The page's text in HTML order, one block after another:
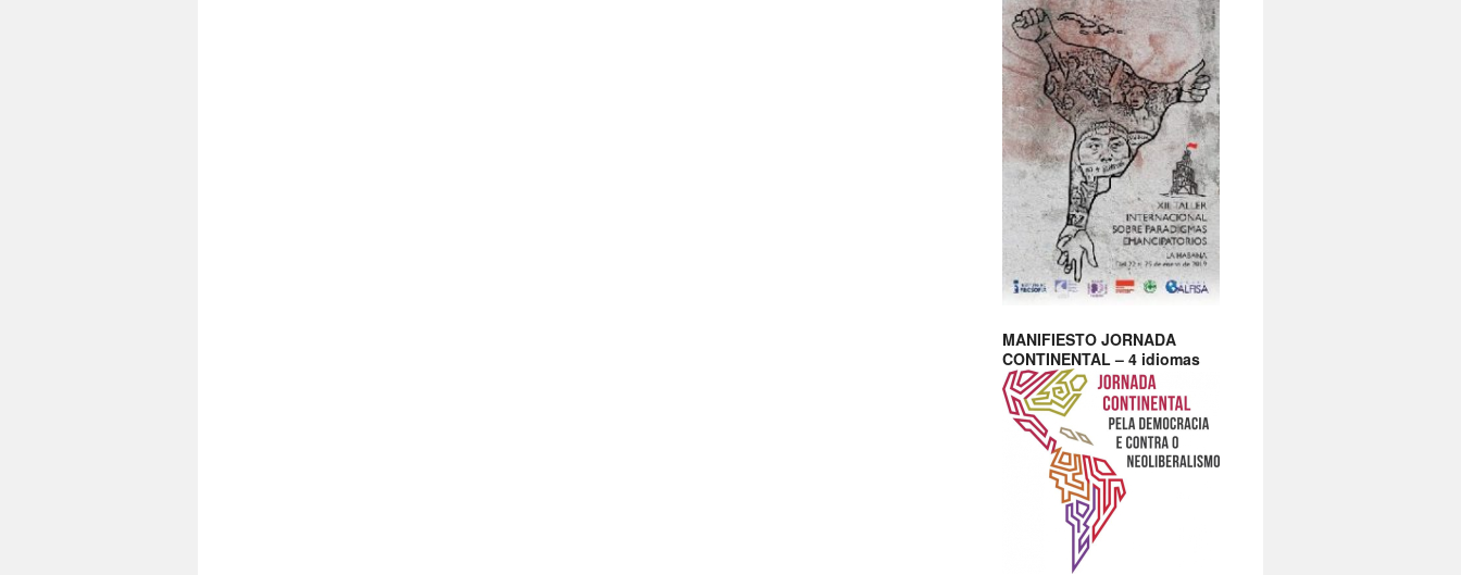
MANIFIESTO JORNADA
CONTINENTAL – 4 idiomas